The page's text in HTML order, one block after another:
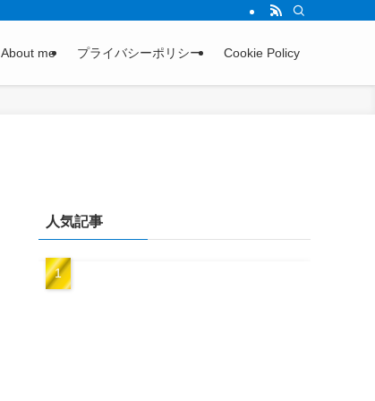
About me プライバシーポリシー Cookie Policy
人気記事